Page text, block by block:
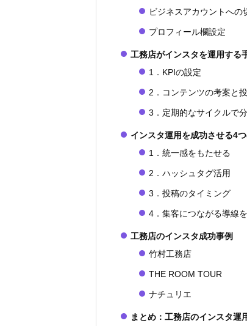
ビジネスアカウントへの
プロフィール欄設定
工務店がインスタを運用する
1．KPIの設定
2．コンテンツの考案と
3．定期的なサイクルで
インスタ運用を成功させる4
1．統一感をもたせる
2．ハッシュタグ活用
3．投稿のタイミング
4．集客につながる導線
工務店のインスタ成功事例
竹村工務店
THE ROOM TOUR
ナチュリエ
まとめ：工務店のインスタ運